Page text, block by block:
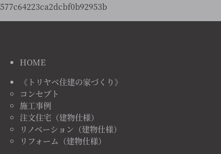
577c64223ca2dcbf0b92953b
HOME
《トリヤベ住建の家づくり》
コンセプト
施工事例
注文住宅（建物仕様）
リノベーション（建物仕様）
リフォーム（建物仕様）